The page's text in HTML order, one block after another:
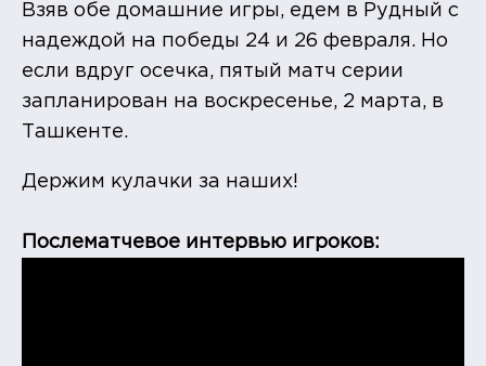
Взяв обе домашние игры, едем в Рудный с
надеждой на победы 24 и 26 февраля. Но
если вдруг осечка, пятый матч серии
запланирован на воскресенье, 2 марта, в
Ташкенте.
Держим кулачки за наших!
Послематчевое интервью игроков: